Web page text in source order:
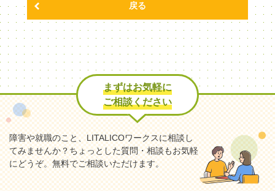
戻る
まずはお気軽に
ご相談ください
障害や就職のこと、LITALICOワークスに相談し
てみませんか？ちょっとした質問・相談もお気軽
にどうぞ。無料でご相談いただけます。